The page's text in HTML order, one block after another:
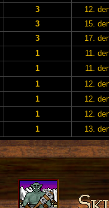
3
12.
3
15.
3
17.
1
11.
1
11.
1
12.
1
12.
1
12.
1 13.